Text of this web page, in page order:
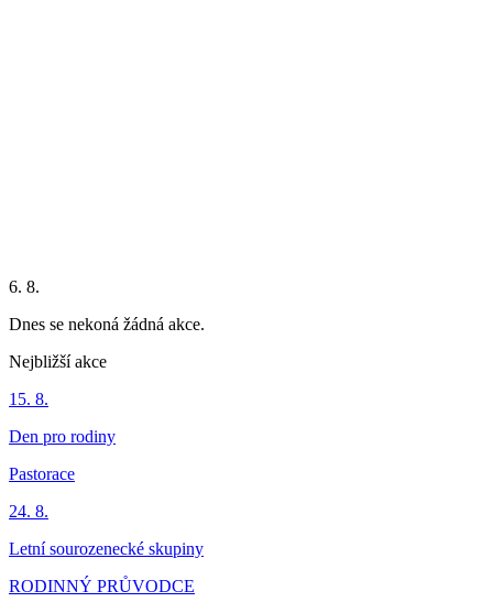
6. 8.
Dnes se nekoná žádná akce.
Nejbližší akce
15. 8.
Den pro rodiny
Pastorace
24. 8.
Letní sourozenecké skupiny
RODINNÝ PRŮVODCE